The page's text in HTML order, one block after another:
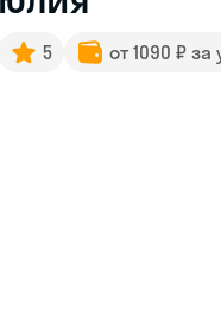
5 от 1090 ₽ за